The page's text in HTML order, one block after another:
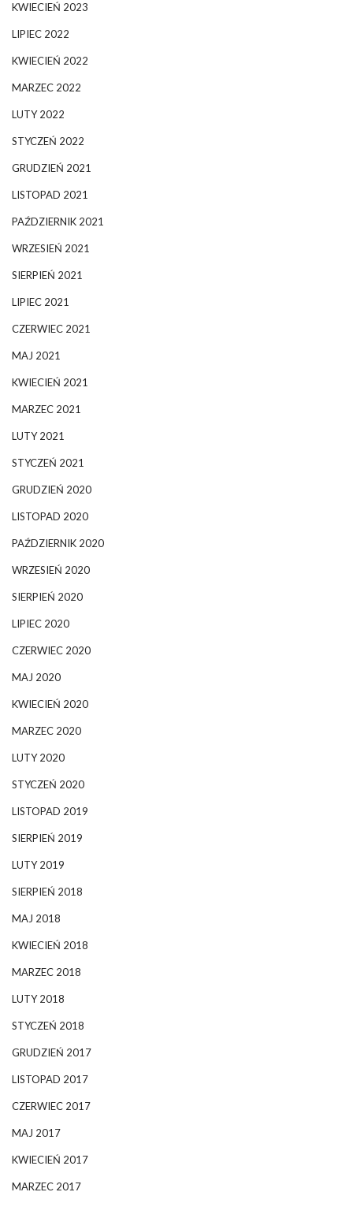
KWIECIEŃ 2023
LIPIEC 2022
KWIECIEŃ 2022
MARZEC 2022
LUTY 2022
STYCZEŃ 2022
GRUDZIEŃ 2021
LISTOPAD 2021
PAŹDZIERNIK 2021
WRZESIEŃ 2021
SIERPIEŃ 2021
LIPIEC 2021
CZERWIEC 2021
MAJ 2021
KWIECIEŃ 2021
MARZEC 2021
LUTY 2021
STYCZEŃ 2021
GRUDZIEŃ 2020
LISTOPAD 2020
PAŹDZIERNIK 2020
WRZESIEŃ 2020
SIERPIEŃ 2020
LIPIEC 2020
CZERWIEC 2020
MAJ 2020
KWIECIEŃ 2020
MARZEC 2020
LUTY 2020
STYCZEŃ 2020
LISTOPAD 2019
SIERPIEŃ 2019
LUTY 2019
SIERPIEŃ 2018
MAJ 2018
KWIECIEŃ 2018
MARZEC 2018
LUTY 2018
STYCZEŃ 2018
GRUDZIEŃ 2017
LISTOPAD 2017
CZERWIEC 2017
MAJ 2017
KWIECIEŃ 2017
MARZEC 2017